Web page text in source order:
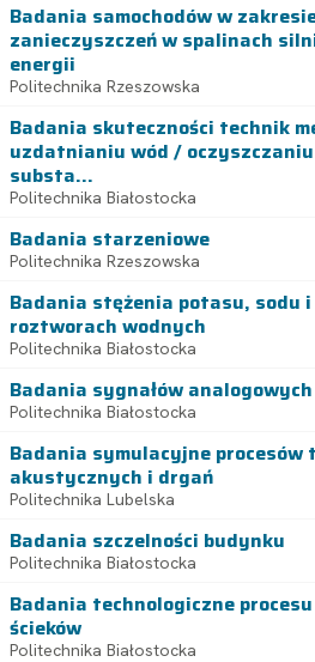
Badania samochodów w
zanieczyszczeń w spalinach
energii
Politechnika Rzeszowska
Badania skuteczności technik
uzdatnianiu wód /
substa...
Politechnika Białostocka
Badania starzeniowe
Politechnika Rzeszowska
Badania stężenia potasu, sodu
roztworach wodnych
Politechnika Białostocka
Badania sygnałów
Politechnika Białostocka
Badania symulacyjne procesów
akustycznych i drgań
Politechnika Lubelska
Badania szczelności budynku
Politechnika Białostocka
Badania technologiczne
ścieków
Politechnika Białostocka